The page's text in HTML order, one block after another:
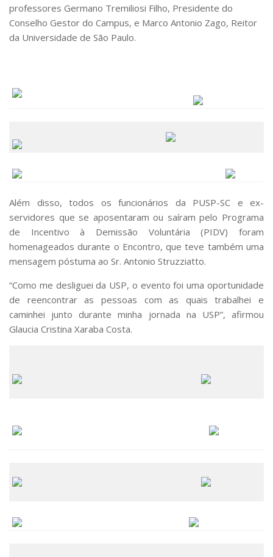
Resíduos Químicos
Creche e Pré-Escola
Campus Universitário
Sobre o Campus
Conselho Gestor
Dirigentes
Informações para ingressantes
Fale Conosco
professores Germano Tremiliosi Filho, Presidente do
Conselho Gestor do Campus, e Marco Antonio Zago, Reitor
da Universidade de São Paulo.
Além disso, todos os funcionários da PUSP-SC e ex-
servidores que se aposentaram ou saíram pelo Programa
de Incentivo à Demissão Voluntária (PIDV) foram
homenageados durante o Encontro, que teve também uma
mensagem póstuma ao Sr. Antonio Struzziatto.
“Como me desliguei da USP, o evento foi uma oportunidade
de reencontrar as pessoas com as quais trabalhei e
caminhei junto durante minha jornada na USP”, afirmou
Glaucia Cristina Xaraba Costa.